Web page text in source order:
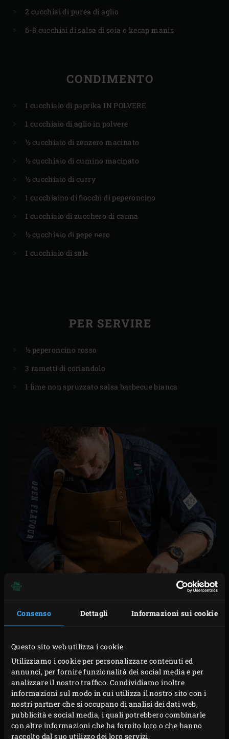
Consenso Dettagli Informazioni sui cookie
Questo sito web utilizza i cookie
Utilizziamo i cookie per personalizzare contenuti ed
annunci, per fornire funzionalità dei social media e per
analizzare il nostro traffico. Condividiamo inoltre
informazioni sul modo in cui utilizza il nostro sito con i
nostri partner che si occupano di analisi dei dati web,
pubblicità e social media, i quali potrebbero combinarle
con altre informazioni che ha fornito loro o che hanno
raccolto dal suo utilizzo dei loro servizi.
2 cucchiai di purea di aglio
6-8 cucchiai di salsa di soia o kecap manis
CONDIMENTO
1 cucchiaio di paprika IN POLVERE
1 cucchiaio di aglio in polvere
½ cucchiaio di zenzero macinato
½ cucchiaio di cumino macinato
½ cucchiaio di curry
1 cucchiaino di fiocchi di peperoncino
1 cucchiaio di zucchero di canna
½ cucchiaio di pepe nero
1 cucchiaio di sale
PER SERVIRE
½ peperoncino rosso
3 rametti di coriandolo
1 lime non spruzzato salsa barbecue bianca
PREPARAZIONE IN
ANTICIPO
Posizionare le cosce nellaRectangular Drip Pan
e
cospargerle con l’olio di semi di girasole. Strofinare
l’olio sulle cosce con la mano. Quindi distribuire la
purea d’aglio sulle cosce e massaggiarle. Infine,